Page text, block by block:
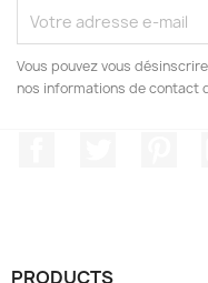
Vous pouvez vous
nos informations de contact
PRODUCTS